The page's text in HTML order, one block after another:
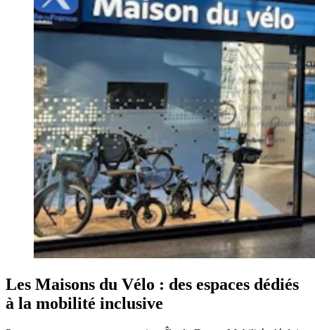
Les Maisons du Vélo : des espaces dédiés
à la mobilité inclusive